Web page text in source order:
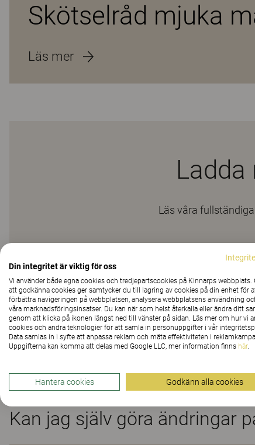
Skötselråd mjuka
Läs mer
Läs våra
Frågor och svar –
Kan jag själv göra ändringar
Din integritet är viktig för oss
Vi använder både egna cookies och tredjepartscookies på Kinnarps webbplats.
att godkänna cookies ger samtycker du till lagring av cookies på din enhet för
förbättra navigeringen på webbplatsen, analysera webbplatsens användning
våra marknadsföringsinsatser. Du kan när som helst återkalla eller ändra ditt
genom att klicka på ikonen längst ned till vänster på sidan. Läs mer om hur vi
cookies och andra teknologier för att samla in personuppgifter i vår
Data samlas in i syfte att anpassa reklam och mäta effektiviteten i
Uppgifterna kan komma att delas med Google LLC, mer information finns här.
Hantera cookies Godkänn alla cookies